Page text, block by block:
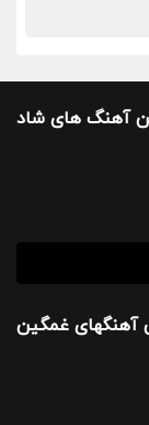
آهنگ های شاد
آهنگهای غمگین